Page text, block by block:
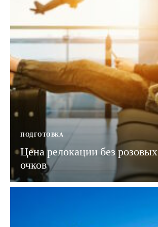
ПОДГОТОВКА
Цена релокации без розовых
очков